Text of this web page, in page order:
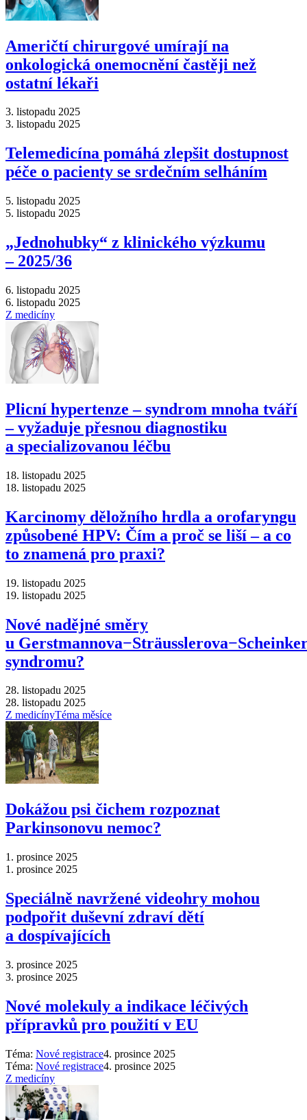
Američtí chirurgové umírají na
onkologická onemocnění častěji než
ostatní lékaři
3. listopadu 2025
3. listopadu 2025
Telemedicína pomáhá zlepšit dostupnost
péče o pacienty se srdečním selháním
5. listopadu 2025
5. listopadu 2025
„Jednohubky“ z klinického výzkumu
–⁠ 2025/36
6. listopadu 2025
6. listopadu 2025
Z medicíny
Plicní hypertenze –⁠ syndrom mnoha tváří
–⁠ vyžaduje přesnou diagnostiku
a specializovanou léčbu
18. listopadu 2025
18. listopadu 2025
Karcinomy děložního hrdla a orofaryngu
způsobené HPV: Čím a proč se liší –⁠ a co
to znamená pro praxi?
19. listopadu 2025
19. listopadu 2025
Nové nadějné směry
u
syndromu?
28. listopadu 2025
28. listopadu 2025
Z medicínyTéma měsíce
Dokážou psi čichem rozpoznat
Parkinsonovu nemoc?
1. prosince 2025
1. prosince 2025
Speciálně navržené videohry mohou
podpořit duševní zdraví dětí
a dospívajících
3. prosince 2025
3. prosince 2025
Nové molekuly a indikace léčivých
přípravků pro použití v EU
Téma: Nové registrace4. prosince 2025
Téma: Nové registrace4. prosince 2025
Z medicíny